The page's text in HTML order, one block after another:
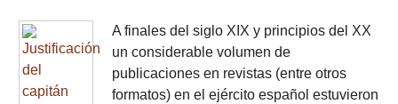
A finales del siglo XIX y principios del XX
un considerable volumen de
publicaciones en revistas (entre otros
formatos) en el ejército español estuvieron